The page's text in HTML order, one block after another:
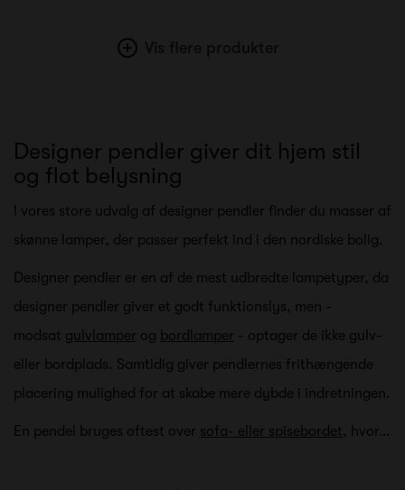
Designer pendler giver dit hjem stil
og flot belysning
I vores store udvalg af designer pendler finder du masser af
skønne lamper, der passer perfekt ind i den nordiske bolig.
Designer pendler er en af de mest udbredte lampetyper, da
designer pendler giver et godt funktionslys, men -
modsat gulvlamper og bordlamper - optager de ikke gulv-
eller bordplads. Samtidig giver pendlernes frithængende
placering mulighed for at skabe mere dybde i indretningen.
En pendel bruges oftest over sofa- eller spisebordet, hvor…